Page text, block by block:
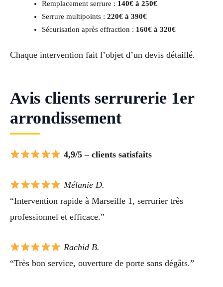
Remplacement serrure : 140€ à 250€
Serrure multipoints : 220€ à 390€
Sécurisation après effraction : 160€ à 320€
Chaque intervention fait l’objet d’un devis détaillé.
Avis clients serrurerie 1er
arrondissement
4,9/5 – clients satisfaits
Mélanie D.
“Intervention rapide à Marseille 1, serrurier très
professionnel et efficace.”
Rachid B.
“Très bon service, ouverture de porte sans dégâts.”